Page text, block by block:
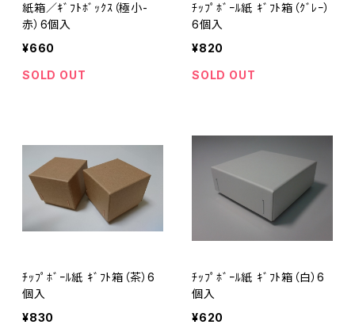
紙箱／ｷﾞﾌﾄﾎﾞｯｸｽ（極小-
赤）6個入
¥660
SOLD OUT
ﾁｯﾌﾟﾎﾞｰﾙ紙 ｷﾞﾌﾄ箱（ｸﾞﾚｰ）
6個入
¥820
SOLD OUT
ﾁｯﾌﾟﾎﾞｰﾙ紙 ｷﾞﾌﾄ箱（茶）6
個入
¥830
ﾁｯﾌﾟﾎﾞｰﾙ紙 ｷﾞﾌﾄ箱（白）6
個入
¥620